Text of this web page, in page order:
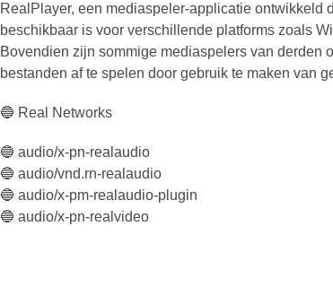
RealPlayer, een mediaspeler-applicatie ontwikkeld
beschikbaar is voor verschillende platforms zoals
Bovendien zijn sommige mediaspelers van derden
bestanden af ​​te spelen door gebruik te maken van
🔵 Real Networks
🔵 audio/x-pn-realaudio
🔵 audio/vnd.rn-realaudio
🔵 audio/x-pm-realaudio-plugin
🔵 audio/x-pn-realvideo